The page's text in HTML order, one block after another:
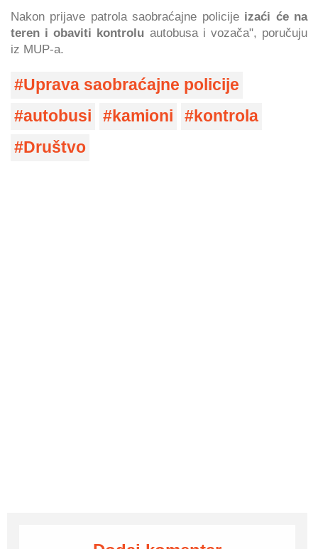
Nakon prijave patrola saobraćajne policije izaći će na
teren i obaviti kontrolu autobusa i vozača", poručuju
iz MUP-a.
Uprava saobraćajne policije
autobusi
kamioni
kontrola
Društvo